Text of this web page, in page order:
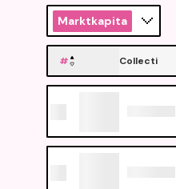
Marktkapitalisatie
# Collecti